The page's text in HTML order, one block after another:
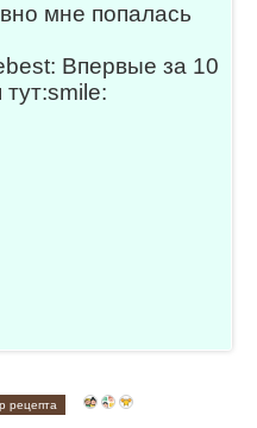
мне попалась
Впервые за 10
рецепта